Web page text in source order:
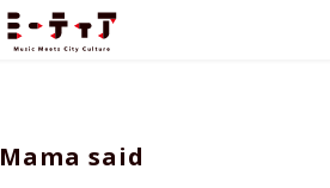
Mama said